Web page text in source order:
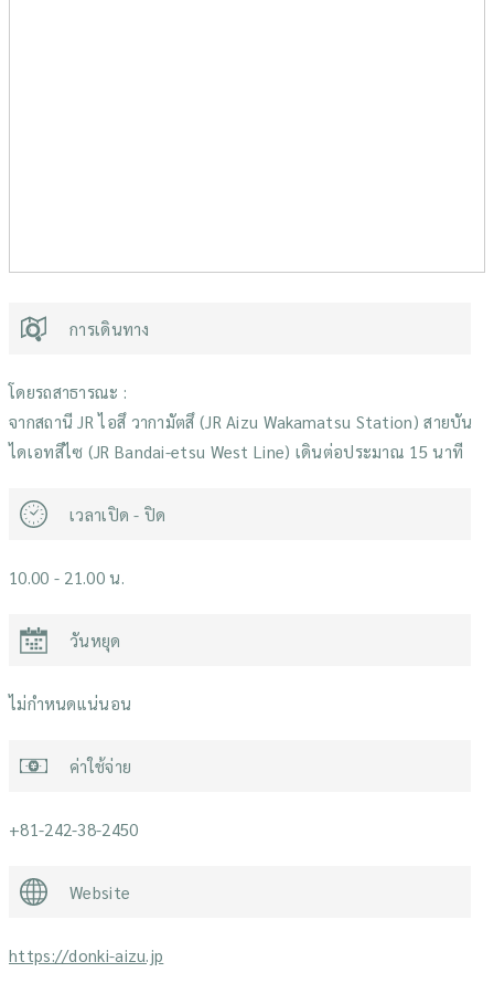
การเดินทาง
โดยรถสาธารณะ :
จากสถานี JR ไอสึ วากามัตสึ (JR Aizu Wakamatsu Station) สายบัน
ไดเอทสึไซ (JR Bandai-etsu West Line) เดินต่อประมาณ 15 นาที
เวลาเปิด - ปิด
10.00 - 21.00 น.
วันหยุด
ไม่กำหนดแน่นอน
ค่าใช้จ่าย
+81-242-38-2450
Website
https://donki-aizu.jp